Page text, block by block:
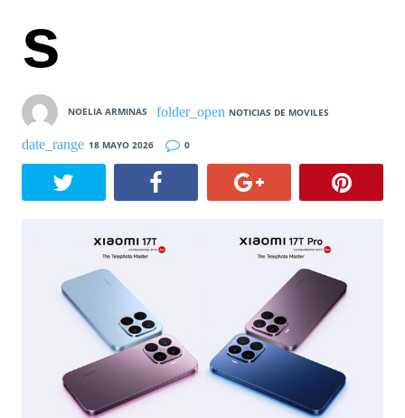
s
NOELIA ARMINAS NOTICIAS DE MOVILES
18 MAYO 2026 0